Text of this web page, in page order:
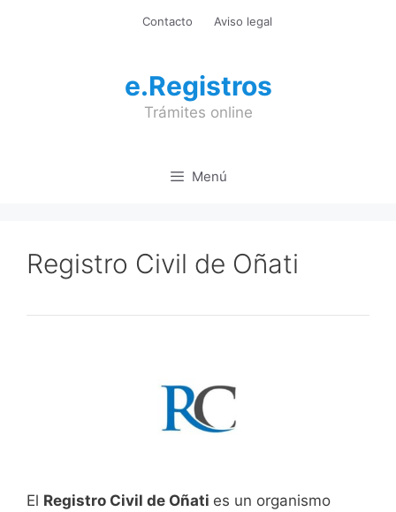
Contacto Aviso legal
e.Registros
Trámites online
Menú
Registro Civil de Oñati
El Registro Civil de Oñati es un organismo